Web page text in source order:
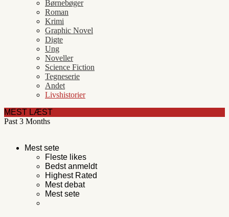
Børnebøger
Roman
Krimi
Graphic Novel
Digte
Ung
Noveller
Science Fiction
Tegneserie
Andet
Livshistorier
MEST LÆST
Past 3 Months
Mest sete
Fleste likes
Bedst anmeldt
Highest Rated
Mest debat
Mest sete